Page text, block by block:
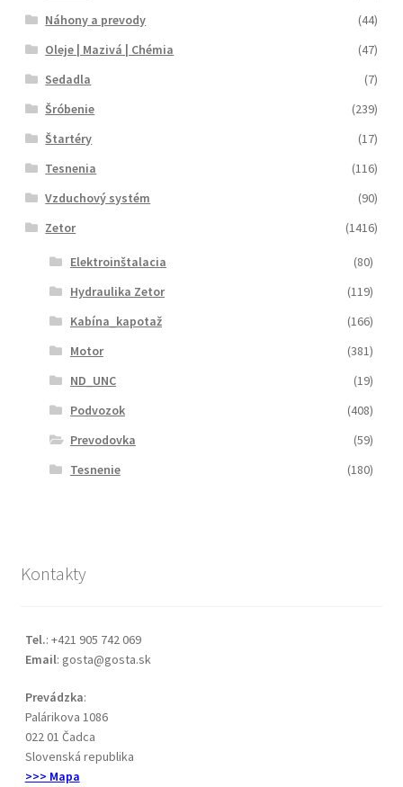
Náhony a prevody
(44)
Oleje | Mazivá | Chémia
(47)
Sedadla
(7)
Šróbenie
(239)
Štartéry
(17)
Tesnenia
(116)
Vzduchový systém
(90)
Zetor
(1416)
Elektroinštalacia
(80)
Hydraulika Zetor
(119)
Kabína_kapotaž
(166)
Motor
(381)
ND_UNC
(19)
Podvozok
(408)
Prevodovka
(59)
Tesnenie
(180)
Kontakty
Tel.: +421 905 742 069
Email: gosta@gosta.sk
Prevádzka:
Palárikova 1086
022 01 Čadca
Slovenská republika
>>> Mapa